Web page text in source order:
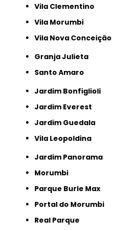
Vila Clementino
Vila Morumbi
Vila Nova Conceição
Granja Julieta
Santo Amaro
Jardim Bonfiglioli
Jardim Everest
Jardim Guedala
Vila Leopoldina
Jardim Panorama
Morumbi
Parque Burle Max
Portal do Morumbi
Real Parque